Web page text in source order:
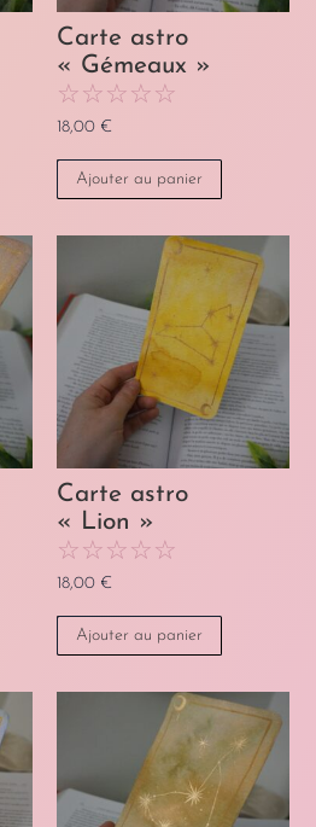
Carte astro
« Gémeaux »
☆☆☆☆☆
18,00 €
Ajouter au panier
Carte astro
« Lion »
☆☆☆☆☆
18,00 €
Ajouter au panier